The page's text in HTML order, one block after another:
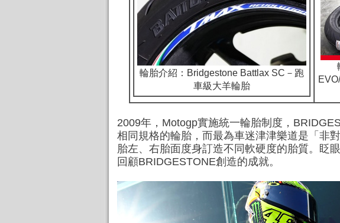
輪胎介紹： Bridgestone Battlax SC－跑
車級大羊輪胎
2009年，Motogp實施統一輪胎制度，
相同規格的輪胎，而最為車迷津津樂道是「非
胎左、右胎面度身訂造不同軟硬度的胎質。眨
回顧BRIDGESTONE創造的成就。